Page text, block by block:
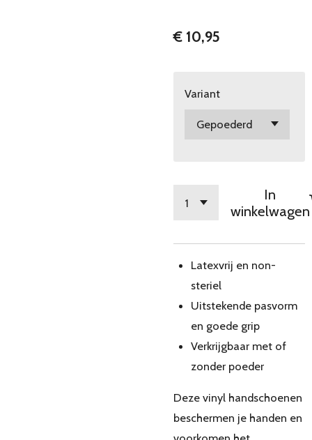
€ 10,95
Variant
In
winkelwagen
Latexvrij en non-
steriel
Uitstekende pasvorm
en goede grip
Verkrijgbaar met of
zonder poeder
Deze vinyl handschoenen
beschermen je handen en